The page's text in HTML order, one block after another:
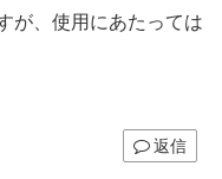
が、使用にあたっては
返信